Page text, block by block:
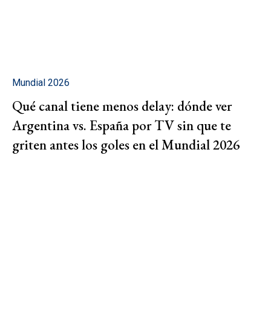
Mundial 2026
Qué canal tiene menos delay: dónde ver
Argentina vs. España por TV sin que te
griten antes los goles en el Mundial 2026